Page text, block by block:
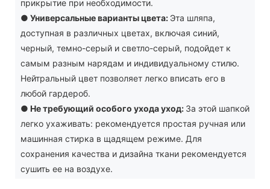
прикрытие при необходимости.
● Универсальные варианты цвета: Эта шляпа,
доступная в различных цветах, включая синий,
черный, темно-серый и светло-серый, подойдет к
самым разным нарядам и индивидуальному стилю.
Нейтральный цвет позволяет легко вписать его в
любой гардероб.
● Не требующий особого ухода уход: За этой шапкой
легко ухаживать: рекомендуется простая ручная или
машинная стирка в щадящем режиме. Для
сохранения качества и дизайна ткани рекомендуется
сушить ее на воздухе.